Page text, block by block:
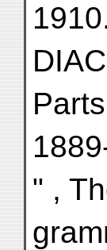
" ,